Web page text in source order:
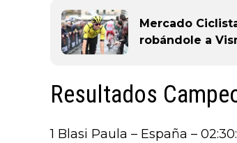
Mercado
robándole a
Resultados
1 Blasi Paula – España –